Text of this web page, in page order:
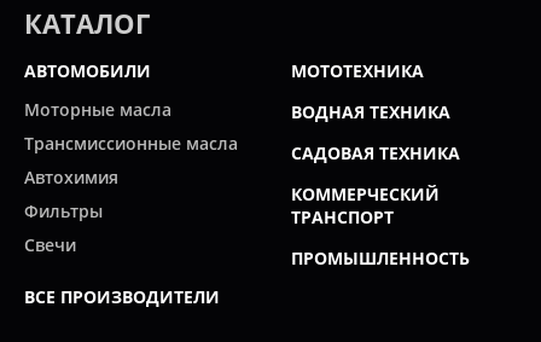
КАТАЛОГ
АВТОМОБИЛИ
Моторные масла
Трансмиссионные масла
Автохимия
Фильтры
Свечи
ВСЕ ПРОИЗВОДИТЕЛИ
МОТОТЕХНИКА
ВОДНАЯ ТЕХНИКА
САДОВАЯ ТЕХНИКА
КОММЕРЧЕСКИЙ
ТРАНСПОРТ
ПРОМЫШЛЕННОСТЬ